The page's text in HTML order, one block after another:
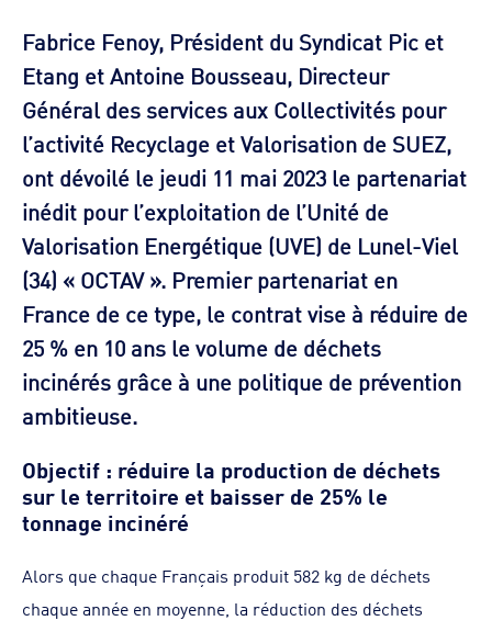
Fabrice Fenoy, Président du Syndicat Pic et
Etang et Antoine Bousseau, Directeur
Général des services aux Collectivités pour
l’activité Recyclage et Valorisation de SUEZ,
ont dévoilé le jeudi 11 mai 2023 le partenariat
inédit pour l’exploitation de l’Unité de
Valorisation Energétique (UVE) de Lunel-Viel
(34) « OCTAV ». Premier partenariat en
France de ce type, le contrat vise à réduire de
25 % en 10 ans le volume de déchets
incinérés grâce à une politique de prévention
ambitieuse.
Objectif : réduire la production de déchets
sur le territoire et baisser de 25% le
tonnage incinéré
Alors que chaque Français produit 582 kg de déchets
chaque année en moyenne, la réduction des déchets